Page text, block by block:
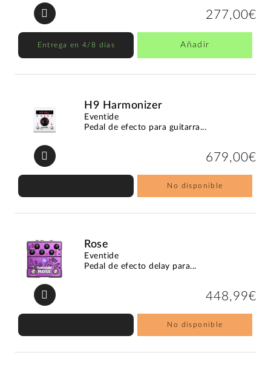
277,00€
Entrega en 4/8 días Añadir
H9 Harmonizer
Eventide
Pedal de efecto para guitarra...
679,00€
No disponible
Rose
Eventide
Pedal de efecto delay para...
448,99€
No disponible